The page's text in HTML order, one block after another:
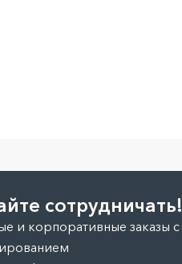
сотрудничать!
и корпоративные заказы с